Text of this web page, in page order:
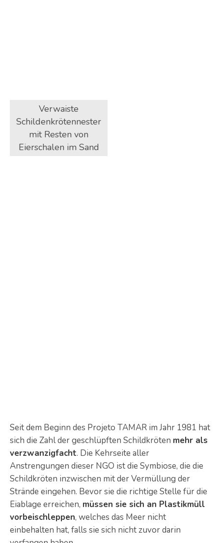
Verwaiste
Schildenkrötennester
mit Resten von
Eierschalen im Sand
Seit dem Beginn des Projeto TAMAR im Jahr 1981 hat
sich die Zahl der geschlüpften Schildkröten mehr als
verzwanzigfacht. Die Kehrseite aller
Anstrengungen dieser NGO ist die Symbiose, die die
Schildkröten inzwischen mit der Vermüllung der
Strände eingehen. Bevor sie die richtige Stelle für die
Eiablage erreichen, müssen sie sich an Plastikmüll
vorbeischleppen, welches das Meer nicht
einbehalten hat, falls sie sich nicht zuvor darin